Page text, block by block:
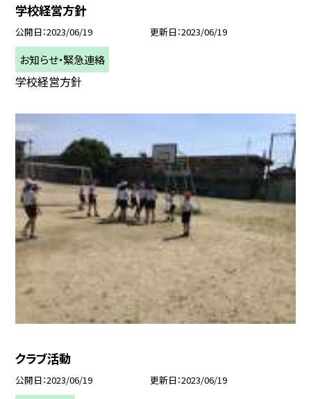
学校経営方針
公開日 2023/06/19 更新日 2023/06/19
お知らせ・緊急連絡
学校経営方針
クラブ活動
公開日 2023/06/19 更新日 2023/06/19